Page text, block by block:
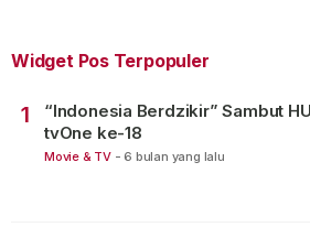
Widget Pos Terpopuler
1
“Indonesia Berdzikir” Sambut
tvOne ke-18
Movie & TV - 6 bulan yang lalu